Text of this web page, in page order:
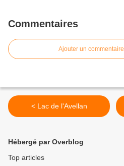
Commentaires
Ajouter un commentaire
< Lac de l'Avellan
Hébergé par Overblog
Top articles